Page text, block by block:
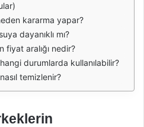
kararma yapar?
dayanıklı mı?
fiyat aralığı nedir?
durumlarda kullanılabilir?
temizlenir?